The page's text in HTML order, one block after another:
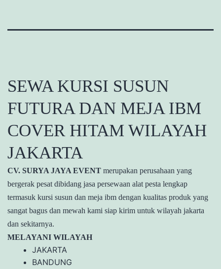
SEWA KURSI SUSUN
FUTURA DAN MEJA IBM
COVER HITAM WILAYAH
JAKARTA
CV. SURYA JAYA EVENT merupakan perusahaan yang
bergerak pesat dibidang jasa persewaan alat pesta lengkap
termasuk kursi susun dan meja ibm dengan kualitas produk yang
sangat bagus dan mewah kami siap kirim untuk wilayah jakarta
dan sekitarnya.
MELAYANI WILAYAH
JAKARTA
BANDUNG